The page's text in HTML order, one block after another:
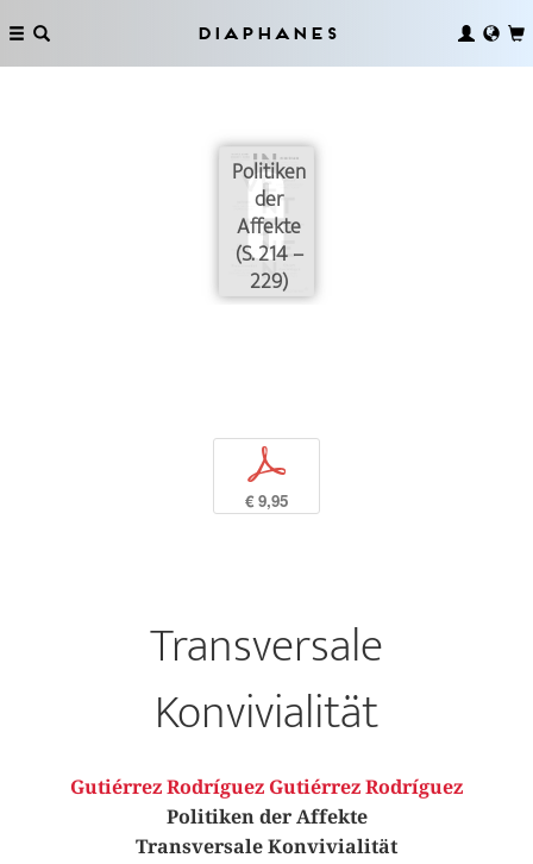
Diaphanes
Politiken
der
Affekte
(S. 214 –
229)
p
€ 9,95
Transversale
Konvivialität
Gutiérrez Rodríguez Gutiérrez Rodríguez
Politiken der Affekte
Transversale Konvivialität